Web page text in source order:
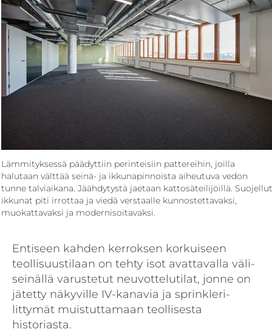
Lämmityksessä päädyttiin perinteisiin pattereihin, joilla
halutaan välttää seinä- ja ikkunapinnoista aiheutuva vedon
tunne talviaikana. Jäähdytystä jaetaan kattosäteilijöillä. Suojellut
ikkunat piti irrottaa ja viedä verstaalle kunnostettavaksi,
muokattavaksi ja modernisoitavaksi.
Entiseen kahden kerroksen korkuiseen
teollisuustilaan on tehty isot avattavalla väli­
seinällä varustetut neuvottelutilat, jonne on
jätetty näkyville IV-kanavia ja sprinkleri­
littymät muistuttamaan teollisesta
historiasta.